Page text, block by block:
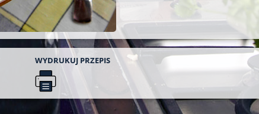
WYDRUKUJ PRZEPIS